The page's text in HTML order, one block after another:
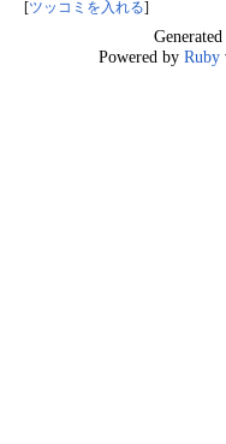
[ツッコミを入れる]
Powered by Ruby